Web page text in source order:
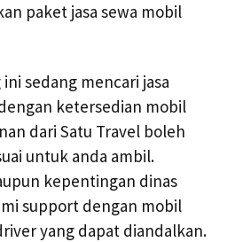
paket jasa sewa mobil
sedang mencari jasa
ketersedian mobil
dari Satu Travel boleh
untuk anda ambil.
kepentingan dinas
support dengan mobil
yang dapat diandalkan.